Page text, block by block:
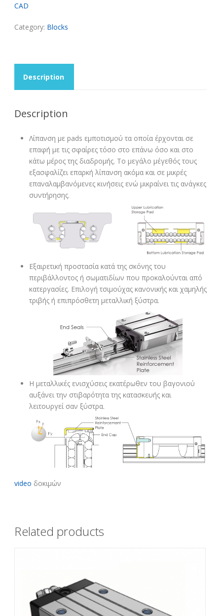
CAD
Category: Blocks
Description
Description
Λίπανση με pads εμποτισμού τα οποία έρχονται σε
επαφή με τις σφαίρες τόσο στο επάνω όσο και στο
κάτω μέρος της διαδρομής. Το μεγάλο μέγεθός τους
εξασφαλίζει επαρκή λίπανση ακόμα και σε μικρές
επαναλαμβανόμενες κινήσεις ενώ μικραίνει τις ανάγκες
συντήρησης.
Εξαιρετική προστασία κατά της σκόνης του
περιβάλλοντος ή σωματιδίων που προκαλούνται από
κατεργασίες. Επιλογή τσιμούχας κανονικής και χαμηλής
τριβής ή επιπρόσθετη μεταλλική ξύστρα.
Η μεταλλικές ενισχύσεις εκατέρωθεν του βαγονιού
αυξάνει την στιβαρότητα της κατασκευής και
λειτουργεί σαν ξύστρα.
video δοκιμών
Related products